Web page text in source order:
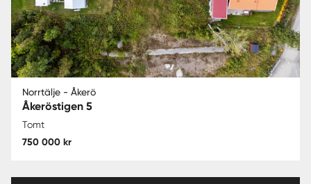
Norrtälje - Åkerö
Åkeröstigen 5
Tomt
750 000 kr